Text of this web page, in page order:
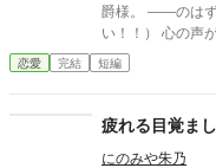
爵様。 ――のはずが。 （無理、顔が良すぎるん
い！！） 心の声が、なぜか全部本人に聞こえていた。 必死に取り
繕うも時すでに
なぜか――キスしてくる。 「黙らせるのに
声だだ漏れ令嬢
恋愛 完結 短編
疲れる目覚ま
にのみや朱乃